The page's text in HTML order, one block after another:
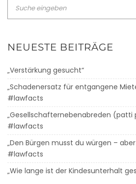
NEUESTE BEITRÄGE
„Verstärkung gesucht“
„Schadenersatz für entgangene
#lawfacts
„Gesellschafternebenabreden (patti
#lawfacts
„Den Bürgen musst du würgen –
#lawfacts
„Wie lange ist der Kindesunterhalt